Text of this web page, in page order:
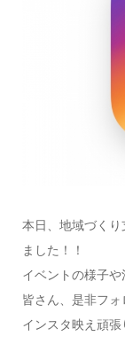
本日、地域づく
ました！！
イベントの様子
皆さん、是非フォ
インスタ映え頑張